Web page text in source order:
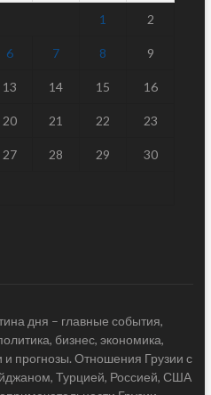
1 2
6 7 8 9
13 14 15 16
20 21 22 23
27 28 29 30
дня – главные события,
бизнес, экономика,
и прогнозы. Отношения Грузии с
Турцией, Россией, США